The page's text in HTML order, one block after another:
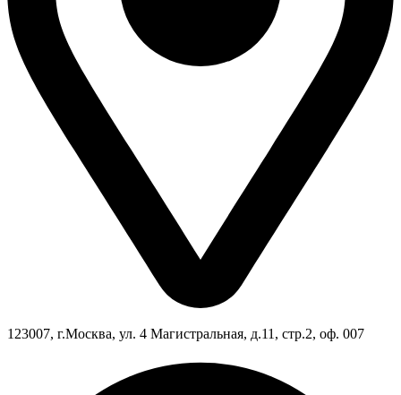
123007, г.Москва, ул. 4 Магистральная, д.11, стр.2, оф. 007